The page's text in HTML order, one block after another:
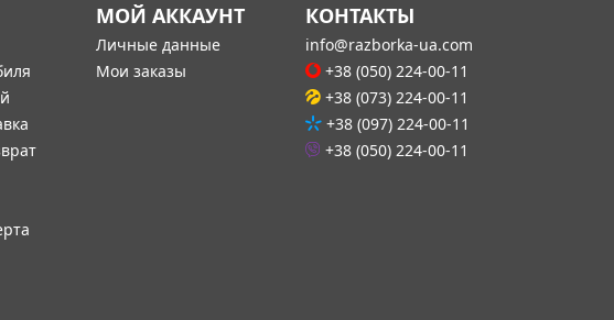
МОЙ АККАУНТ
Личные данные
Мои заказы
КОНТАКТЫ
info@razborka-ua.com
+38 (050) 224-00-11
+38 (073) 224-00-11
+38 (097) 224-00-11
+38 (050) 224-00-11